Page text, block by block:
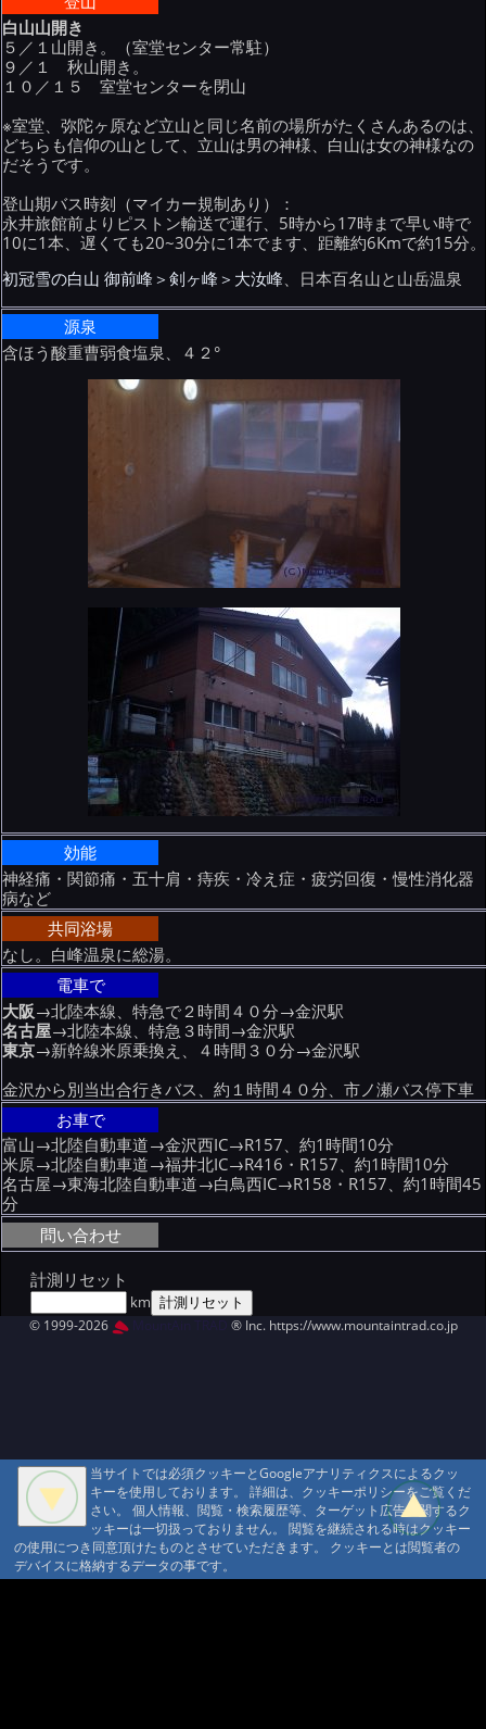
白山山開き
５／１山開き。（室堂センター常駐）
９／１ 秋山開き。
１０／１５ 室堂センターを閉山
※室堂、弥陀ヶ原など立山と同じ名前の場所がたくさんあるのは、
どちらも信仰の山として、立山は男の神様、白山は女の神様なの
だそうです。
登山期バス時刻（マイカー規制あり）：
永井旅館前よりピストン輸送で運行、5時から17時まで早い時で
10に1本、遅くても20~30分に1本でます、距離約6Kmで約15分。
初冠雪の白山 御前峰＞剣ヶ峰＞大汝峰、日本百名山と山岳温泉
源泉
含ほう酸重曹弱食塩泉、４２°
効能
神経痛・関節痛・五十肩・痔疾・冷え症・疲労回復・慢性消化器
病など
共同浴場
なし。白峰温泉に総湯。
電車で
大阪→北陸本線、特急で２時間４０分→金沢駅
名古屋→北陸本線、特急３時間→金沢駅
東京→新幹線米原乗換え、４時間３０分→金沢駅
金沢から別当出合行きバス、約１時間４０分、市ノ瀬バス停下車
お車で
富山→北陸自動車道→金沢西IC→R157、約1時間10分
米原→北陸自動車道→福井北IC→R416・R157、約1時間10分
名古屋→東海北陸自動車道→白鳥西IC→R158・R157、約1時間45
分
問い合わせ
計測リセット
km
© 1999-2026 MountAin TRAD ® Inc. https://www.mountaintrad.co.jp
当サイトでは必須クッキーとGoogleアナリティクスによるクッ
キーを使用しております。 詳細は、クッキーポリシーをご覧くだ
さい。 個人情報、閲覧・検索履歴等、ターゲット広告に関するク
ッキーは一切扱っておりません。 閲覧を継続される時はクッキー
の使用につき同意頂けたものとさせていただきます。 クッキーとは閲覧者の
デバイスに格納するデータの事です。